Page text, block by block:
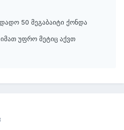
50 მეგაბაიტი ქონდა
იმათ უფრო მეტიც აქვთ